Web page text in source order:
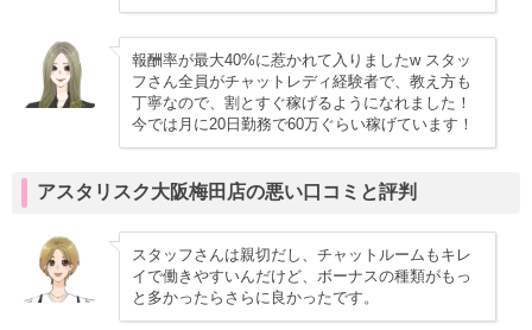
報酬率が最大40%に惹かれて入りましたw スタッ
フさん全員がチャットレディ経験者で、教え方も
丁寧なので、割とすぐ稼げるようになれました！
今では月に20日勤務で60万ぐらい稼げています！
アスタリスク大阪梅田店の悪い口コミと評判
スタッフさんは親切だし、チャットルームもキレ
イで働きやすいんだけど、ボーナスの種類がもっ
と多かったらさらに良かったです。